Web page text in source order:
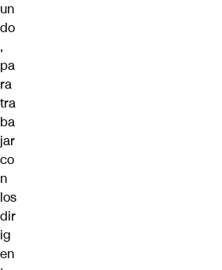
un
do
,
pa
ra
tra
ba
jar
co
n
los
dir
ig
en